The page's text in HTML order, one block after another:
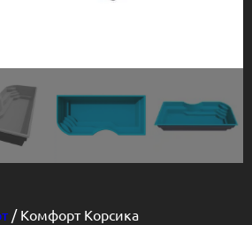
/ Комфорт Корсика